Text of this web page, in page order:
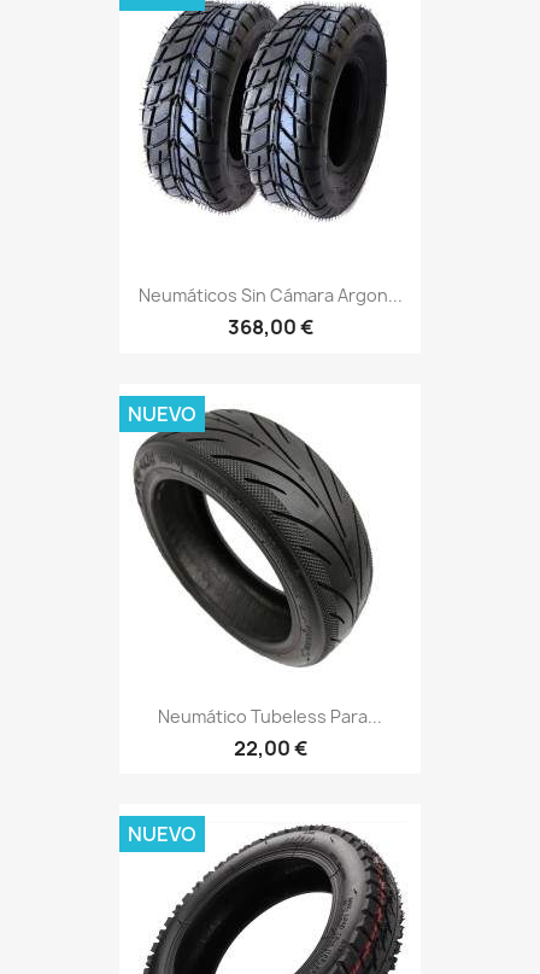
Neumáticos Sin Cámara Argon...
368,00 €
Neumático Tubeless Para...
22,00 €
NUEVO
NUEVO